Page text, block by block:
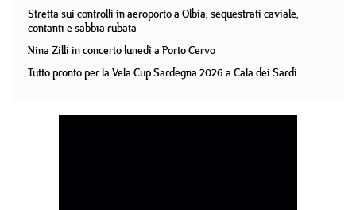
Stretta sui controlli in aeroporto a Olbia, sequestrati caviale,
contanti e sabbia rubata
Nina Zilli in concerto lunedì a Porto Cervo
Tutto pronto per la Vela Cup Sardegna 2026 a Cala dei Sardi